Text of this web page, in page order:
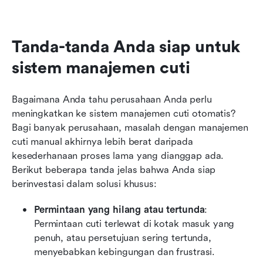
Tanda-tanda Anda siap untuk
sistem manajemen cuti
Bagaimana Anda tahu perusahaan Anda perlu
meningkatkan ke sistem manajemen cuti otomatis?
Bagi banyak perusahaan, masalah dengan manajemen
cuti manual akhirnya lebih berat daripada
kesederhanaan proses lama yang dianggap ada.
Berikut beberapa tanda jelas bahwa Anda siap
berinvestasi dalam solusi khusus:
Permintaan yang hilang atau tertunda:
Permintaan cuti terlewat di kotak masuk yang
penuh, atau persetujuan sering tertunda,
menyebabkan kebingungan dan frustrasi.